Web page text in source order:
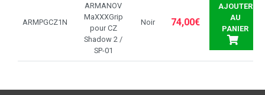
ARMPGCZ1N
ARMANOV
MaXXXGrip
pour CZ
Shadow 2 /
SP-01
Noir 74,00€
AJOUTER
AU
PANIER